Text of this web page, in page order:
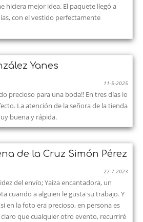
hiciera mejor idea. El paquete llegó a
con el vestido perfectamente
Yanes
11-5-2025
precioso para una boda!! En tres días lo
La atención de la señora de la tienda
buena y rápida.
de la Cruz Simón Pérez
27-7-2023
del envío; Yaiza encantadora, un
cuando a alguien le gusta su trabajo. Y
en la foto era precioso, en persona es
que cualquier otro evento, recurriré